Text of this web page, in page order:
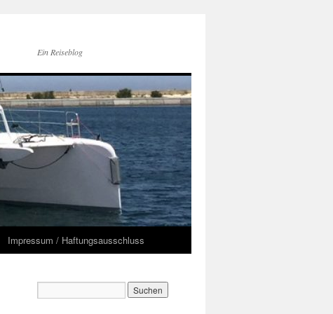
Ein Reiseblog
Impressum / Haftungsausschluss